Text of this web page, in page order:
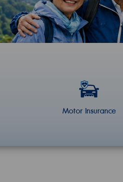
Motor Insurance